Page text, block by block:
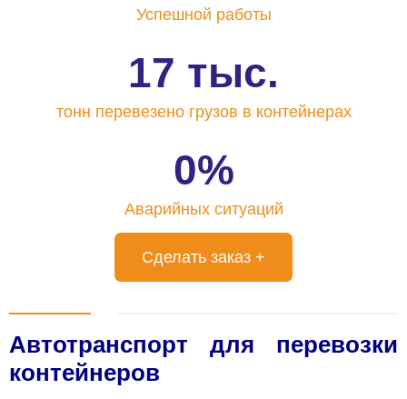
Успешной работы
17 тыс.
тонн перевезено грузов в контейнерах
0%
Аварийных ситуаций
Сделать заказ +
Автотранспорт для перевозки
контейнеров